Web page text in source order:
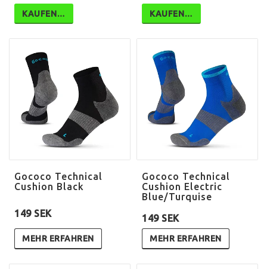
KAUFEN… KAUFEN…
Gococo Technical
Cushion Black
149 SEK
MEHR ERFAHREN
Gococo Technical
Cushion Electric
Blue/Turquise
149 SEK
MEHR ERFAHREN